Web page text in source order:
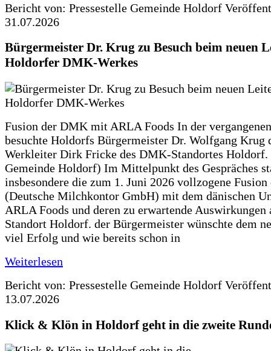
Bericht von: Pressestelle Gemeinde Holdorf
31.07.2026
Bürgermeister Dr. Krug zu Besuch beim neuen
Holdorfer DMK-Werkes
Fusion der DMK mit ARLA Foods In der
besuchte Holdorfs Bürgermeister Dr. Wolfgang Krug
Werkleiter Dirk Fricke des DMK-Standortes Holdorf.
Gemeinde Holdorf) Im Mittelpunkt des Gespräches
insbesondere die zum 1. Juni 2026 vollzogene
(Deutsche Milchkontor GmbH) mit dem dänischen
ARLA Foods und deren zu erwartende Auswirkungen
Standort Holdorf. der Bürgermeister wünschte dem
viel Erfolg und wie bereits schon in
Weiterlesen
Bericht von: Pressestelle Gemeinde Holdorf
13.07.2026
Klick & Klön in Holdorf geht in die zweite